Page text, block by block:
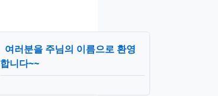
여러분을 주님의 이름으로 환영
합니다~~